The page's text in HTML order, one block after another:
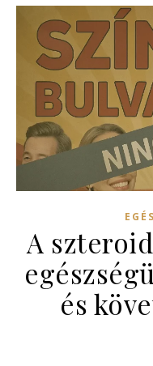
A
és